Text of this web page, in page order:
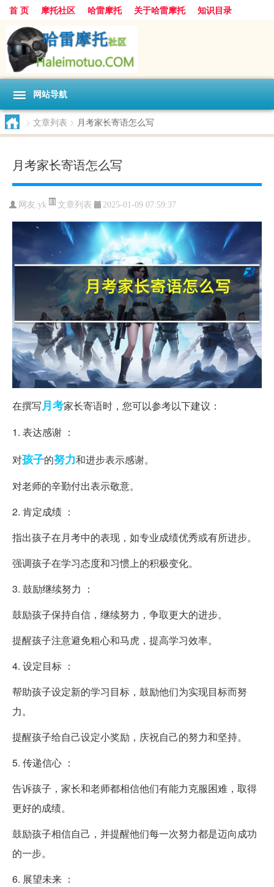
首 页 摩托社区 哈雷摩托 关于哈雷摩托 知识目录
网站导航
> 文章列表 > 月考家长寄语怎么写
月考家长寄语怎么写
网友:yk 文章列表 2025-01-09 07:59:37
在撰写月考家长寄语时，您可以参考以下建议：
1. 表达感谢 ：
对孩子的努力和进步表示感谢。
对老师的辛勤付出表示敬意。
2. 肯定成绩 ：
指出孩子在月考中的表现，如专业成绩优秀或有所进步。
强调孩子在学习态度和习惯上的积极变化。
3. 鼓励继续努力 ：
鼓励孩子保持自信，继续努力，争取更大的进步。
提醒孩子注意避免粗心和马虎，提高学习效率。
4. 设定目标 ：
帮助孩子设定新的学习目标，鼓励他们为实现目标而努
力。
提醒孩子给自己设定小奖励，庆祝自己的努力和坚持。
5. 传递信心 ：
告诉孩子，家长和老师都相信他们有能力克服困难，取得
更好的成绩。
鼓励孩子相信自己，并提醒他们每一次努力都是迈向成功
的一步。
6. 展望未来 ：